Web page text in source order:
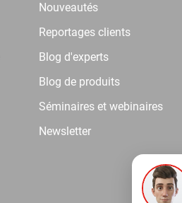
Nouveautés
Reportages clients
Blog d'experts
Blog de produits
Séminaires et webinaires
Newsletter